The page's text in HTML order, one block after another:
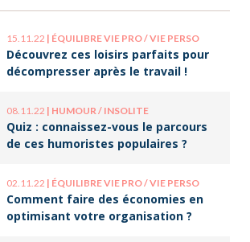
15.11.22 | ÉQUILIBRE VIE PRO / VIE PERSO
Découvrez ces loisirs parfaits pour
décompresser après le travail !
08.11.22 | HUMOUR / INSOLITE
Quiz : connaissez-vous le parcours
de ces humoristes populaires ?
02.11.22 | ÉQUILIBRE VIE PRO / VIE PERSO
Comment faire des économies en
optimisant votre organisation ?